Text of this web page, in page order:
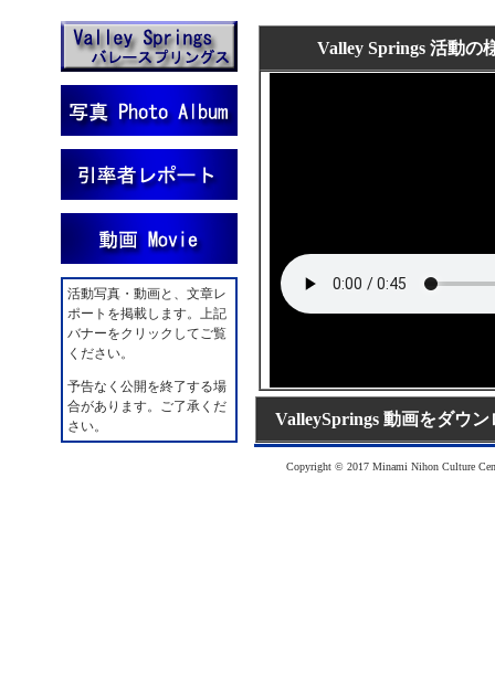
活動写真・動画と、文章レ
ポートを掲載します。上記
バナーをクリックしてご覧
ください。
予告なく公開を終了する場
合があります。ご了承くだ
さい。
Valley Springs 活動の
ValleySprings 動画をダウ
Copyright © 2017 Minami Nihon Culture